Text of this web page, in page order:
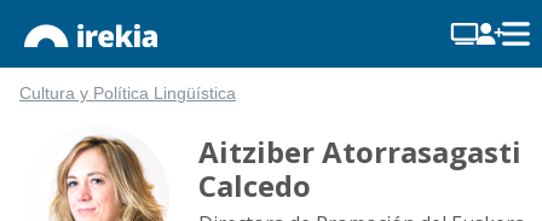
Cultura y Política Lingüística
Aitziber Atorrasagasti
Calcedo